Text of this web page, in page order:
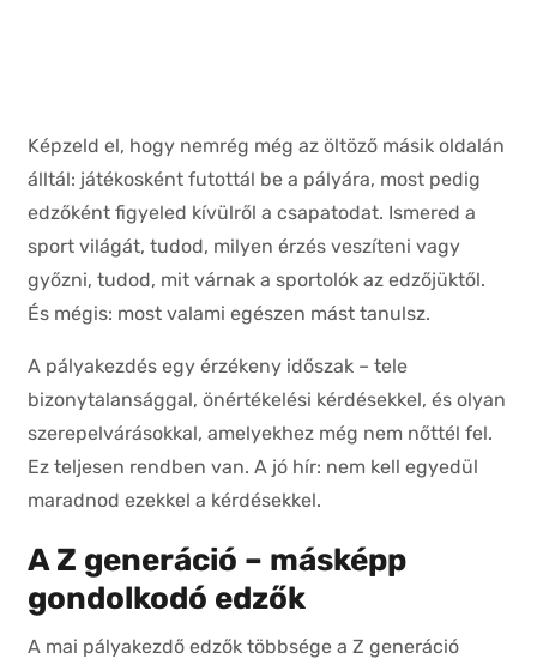
Képzeld el, hogy nemrég még az öltöző másik oldalán
álltál: játékosként futottál be a pályára, most pedig
edzőként figyeled kívülről a csapatodat. Ismered a
sport világát, tudod, milyen érzés veszíteni vagy
győzni, tudod, mit várnak a sportolók az edzőjüktől.
És mégis: most valami egészen mást tanulsz.
A pályakezdés egy érzékeny időszak – tele
bizonytalansággal, önértékelési kérdésekkel, és olyan
szerepelvárásokkal, amelyekhez még nem nőttél fel.
Ez teljesen rendben van. A jó hír: nem kell egyedül
maradnod ezekkel a kérdésekkel.
A Z generáció – másképp
gondolkodó edzők
A mai pályakezdő edzők többsége a Z generáció